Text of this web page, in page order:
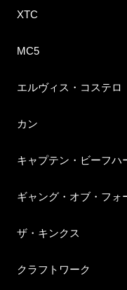
XTC
MC5
エルヴィス・コステロ
カン
キャプテン・ビーフハ
ギャング・オブ・フォ
ザ・キンクス
クラフトワーク